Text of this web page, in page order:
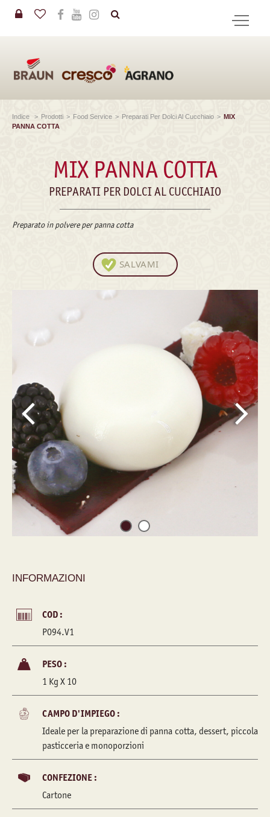
Indice > Prodotti > Food Service > Preparati Per Dolci Al Cucchiaio > MIX
PANNA COTTA
MIX PANNA COTTA
PREPARATI PER DOLCI AL CUCCHIAIO
Preparato in polvere per panna cotta
SALVAMI
INFORMAZIONI
COD :
P094.V1
PESO :
1 Kg X 10
CAMPO D'IMPIEGO :
Ideale per la preparazione di panna cotta, dessert, piccola
pasticceria e monoporzioni
CONFEZIONE :
Cartone